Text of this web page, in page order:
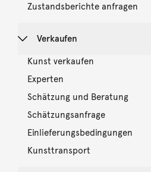
Zustandsberichte anfragen
Verkaufen
Kunst verkaufen
Experten
Schätzung und Beratung
Schätzungsanfrage
Einlieferungsbedingungen
Kunsttransport